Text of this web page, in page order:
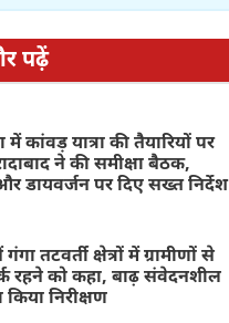
पढ़ें
में कांवड़ यात्रा की तैयारियों पर
ने की समीक्षा बैठक,
डायवर्जन पर दिए सख्त निर्देश
तटवर्ती क्षेत्रों में ग्रामीणों से
रहने को कहा, बाढ़ संवेदनशील
किया निरीक्षण